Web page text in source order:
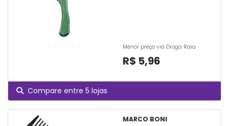
Menor preço via Droga Raia
R$ 5,96
Compare entre 5 lojas
MARCO BONI